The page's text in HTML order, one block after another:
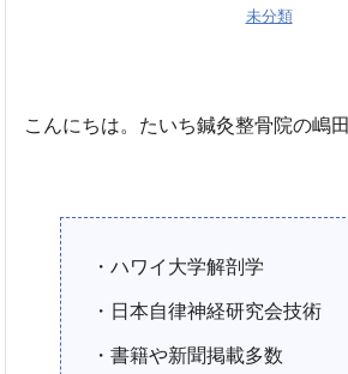
未分類
こんにちは。たいち鍼灸整骨院の嶋田
・ハワイ大学解剖学
・日本自律神経研究会技術
・書籍や新聞掲載多数